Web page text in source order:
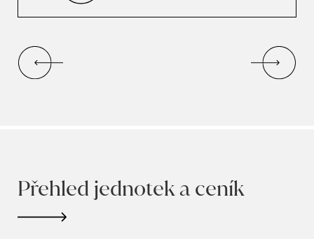
Přehled jednotek a ceník